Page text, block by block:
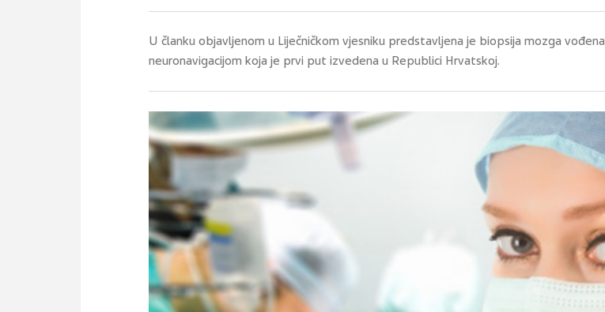
U članku objavljenom u Liječničkom vjesniku predstavljena je biopsija mozga vođena
neuronavigacijom koja je prvi put izvedena u Republici Hrvatskoj.